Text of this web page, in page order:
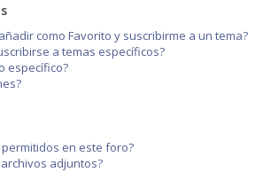
como Favorito y suscribirme a un tema?
a temas específicos?
específico?
en este foro?
adjuntos?